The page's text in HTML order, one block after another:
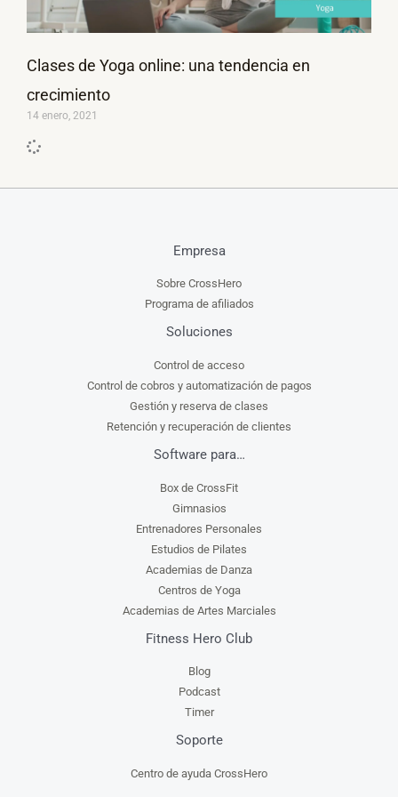
Clases de Yoga online: una tendencia en
crecimiento
14 enero, 2021
Empresa
Sobre CrossHero
Programa de afiliados
Soluciones
Control de acceso
Control de cobros y automatización de pagos
Gestión y reserva de clases
Retención y recuperación de clientes
Software para…
Box de CrossFit
Gimnasios
Entrenadores Personales
Estudios de Pilates
Academias de Danza
Centros de Yoga
Academias de Artes Marciales
Fitness Hero Club
Blog
Podcast
Timer
Soporte
Centro de ayuda CrossHero